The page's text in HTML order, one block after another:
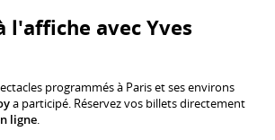
l'affiche avec Yves
programmés à Paris et ses environs
a participé. Réservez vos billets directement
ligne.